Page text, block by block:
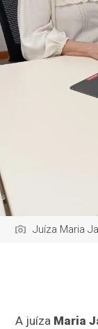
Juíza Maria
A juíza Maria